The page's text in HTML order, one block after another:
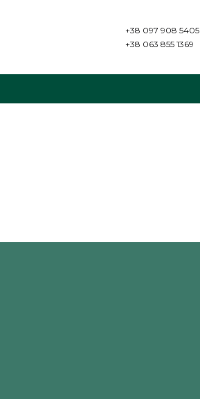
+38 097 908 5405
+38 063 855 1369